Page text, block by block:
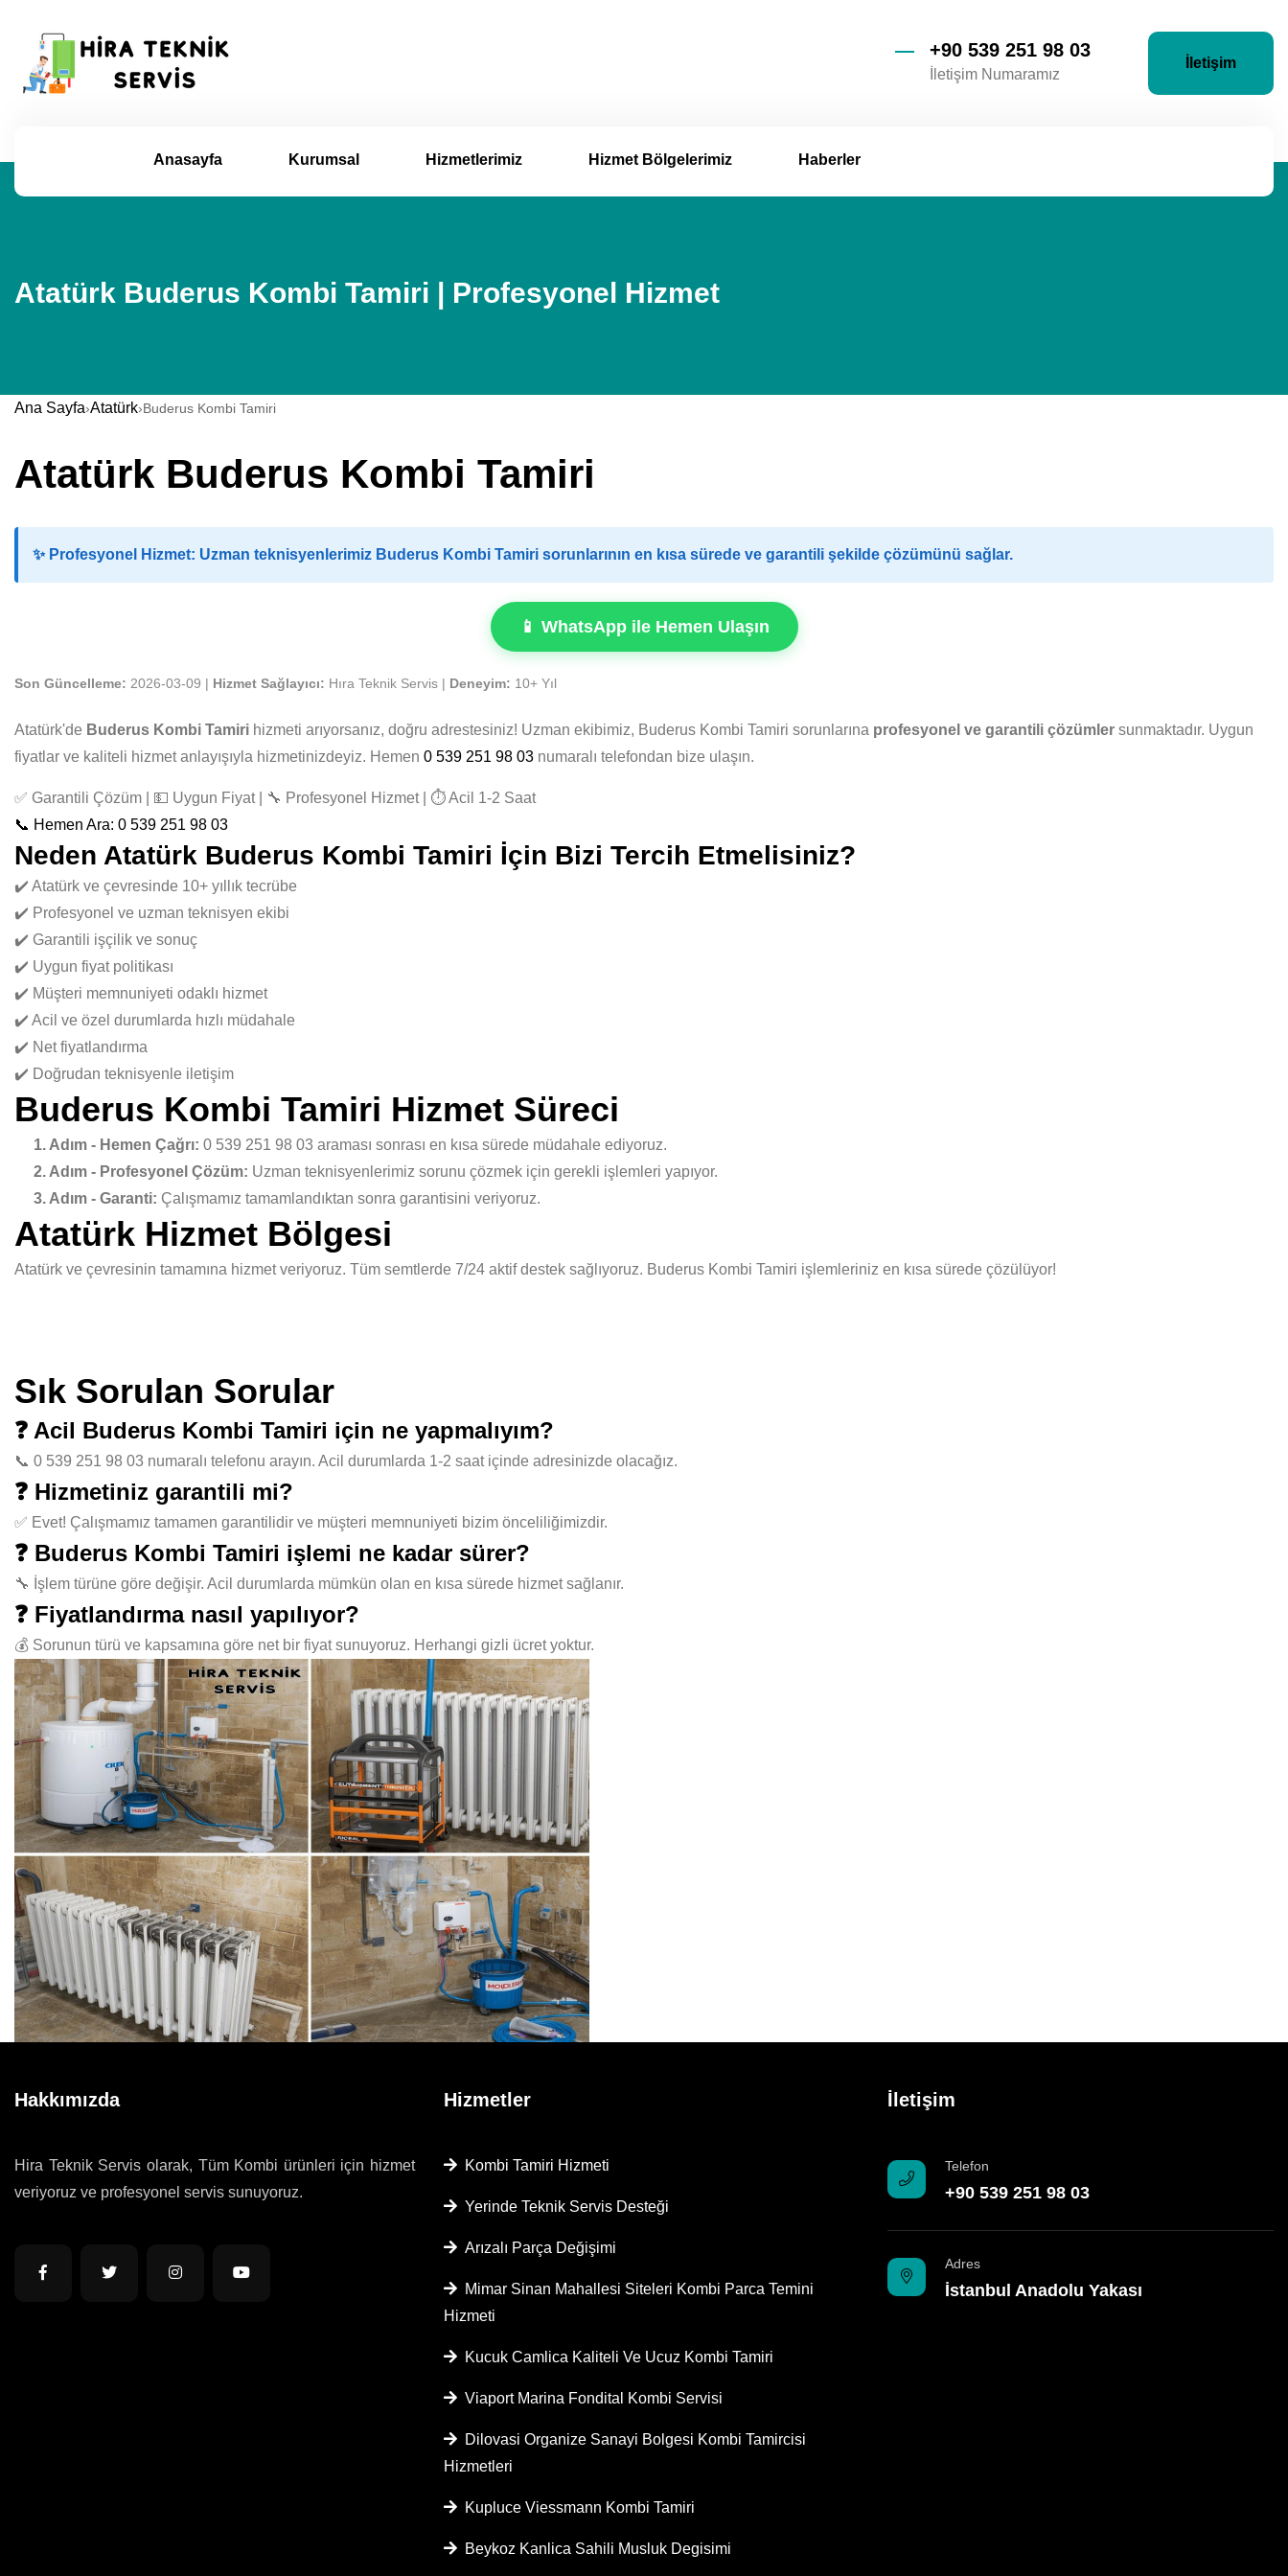
+90 539 251 98 03
İletişim Numaramız
İletişim
Anasayfa Kurumsal Hizmetlerimiz Hizmet Bölgelerimiz Haberler
Atatürk Buderus Kombi Tamiri | Profesyonel Hizmet
Ana Sayfa›Atatürk›Buderus Kombi Tamiri
Atatürk Buderus Kombi Tamiri
✨ Profesyonel Hizmet: Uzman teknisyenlerimiz Buderus Kombi Tamiri sorunlarının en kısa sürede ve garantili şekilde çözümünü sağlar.
📱 WhatsApp ile Hemen Ulaşın
Son Güncelleme: 2026-03-09 | Hizmet Sağlayıcı: Hıra Teknik Servis | Deneyim: 10+ Yıl
Atatürk'de Buderus Kombi Tamiri hizmeti arıyorsanız, doğru adrestesiniz! Uzman ekibimiz, Buderus Kombi Tamiri sorunlarına profesyonel ve garantili çözümler sunmaktadır. Uygun
fiyatlar ve kaliteli hizmet anlayışıyla hizmetinizdeyiz. Hemen 0 539 251 98 03 numaralı telefondan bize ulaşın.
✅ Garantili Çözüm | 💵 Uygun Fiyat | 🔧 Profesyonel Hizmet | ⏱️ Acil 1-2 Saat
📞 Hemen Ara: 0 539 251 98 03
Neden Atatürk Buderus Kombi Tamiri İçin Bizi Tercih Etmelisiniz?
✔️ Atatürk ve çevresinde 10+ yıllık tecrübe
✔️ Profesyonel ve uzman teknisyen ekibi
✔️ Garantili işçilik ve sonuç
✔️ Uygun fiyat politikası
✔️ Müşteri memnuniyeti odaklı hizmet
✔️ Acil ve özel durumlarda hızlı müdahale
✔️ Net fiyatlandırma
✔️ Doğrudan teknisyenle iletişim
Buderus Kombi Tamiri Hizmet Süreci
1. Adım - Hemen Çağrı: 0 539 251 98 03 araması sonrası en kısa sürede müdahale ediyoruz.
2. Adım - Profesyonel Çözüm: Uzman teknisyenlerimiz sorunu çözmek için gerekli işlemleri yapıyor.
3. Adım - Garanti: Çalışmamız tamamlandıktan sonra garantisini veriyoruz.
Atatürk Hizmet Bölgesi
Atatürk ve çevresinin tamamına hizmet veriyoruz. Tüm semtlerde 7/24 aktif destek sağlıyoruz. Buderus Kombi Tamiri işlemleriniz en kısa sürede çözülüyor!
Sık Sorulan Sorular
❓ Acil Buderus Kombi Tamiri için ne yapmalıyım?
📞 0 539 251 98 03 numaralı telefonu arayın. Acil durumlarda 1-2 saat içinde adresinizde olacağız.
❓ Hizmetiniz garantili mi?
✅ Evet! Çalışmamız tamamen garantilidir ve müşteri memnuniyeti bizim önceliliğimizdir.
❓ Buderus Kombi Tamiri işlemi ne kadar sürer?
🔧 İşlem türüne göre değişir. Acil durumlarda mümkün olan en kısa sürede hizmet sağlanır.
❓ Fiyatlandırma nasıl yapılıyor?
💰 Sorunun türü ve kapsamına göre net bir fiyat sunuyoruz. Herhangi gizli ücret yoktur.
Hakkımızda
Hira Teknik Servis olarak, Tüm Kombi ürünleri için hizmet
veriyoruz ve profesyonel servis sunuyoruz.
Hizmetler
Kombi Tamiri Hizmeti
Yerinde Teknik Servis Desteği
Arızalı Parça Değişimi
Mimar Sinan Mahallesi Siteleri Kombi Parca Temini
Hizmeti
Kucuk Camlica Kaliteli Ve Ucuz Kombi Tamiri
Viaport Marina Fondital Kombi Servisi
Dilovasi Organize Sanayi Bolgesi Kombi Tamircisi
Hizmetleri
Kupluce Viessmann Kombi Tamiri
Beykoz Kanlica Sahili Musluk Degisimi
İletişim
Telefon
+90 539 251 98 03
Adres
İstanbul Anadolu Yakası